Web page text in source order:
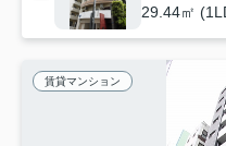
29.44㎡
賃貸マンション